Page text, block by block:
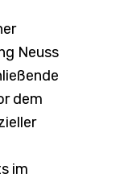
Neuss
dem
im